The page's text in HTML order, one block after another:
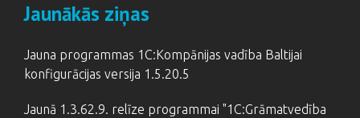
Jaunākās ziņas
Jauna programmas 1C:Kompānijas vadība Baltijai
konfigurācijas versija 1.5.20.5
Jaunā 1.3.62.9. relīze programmai "1C:Grāmatvedība